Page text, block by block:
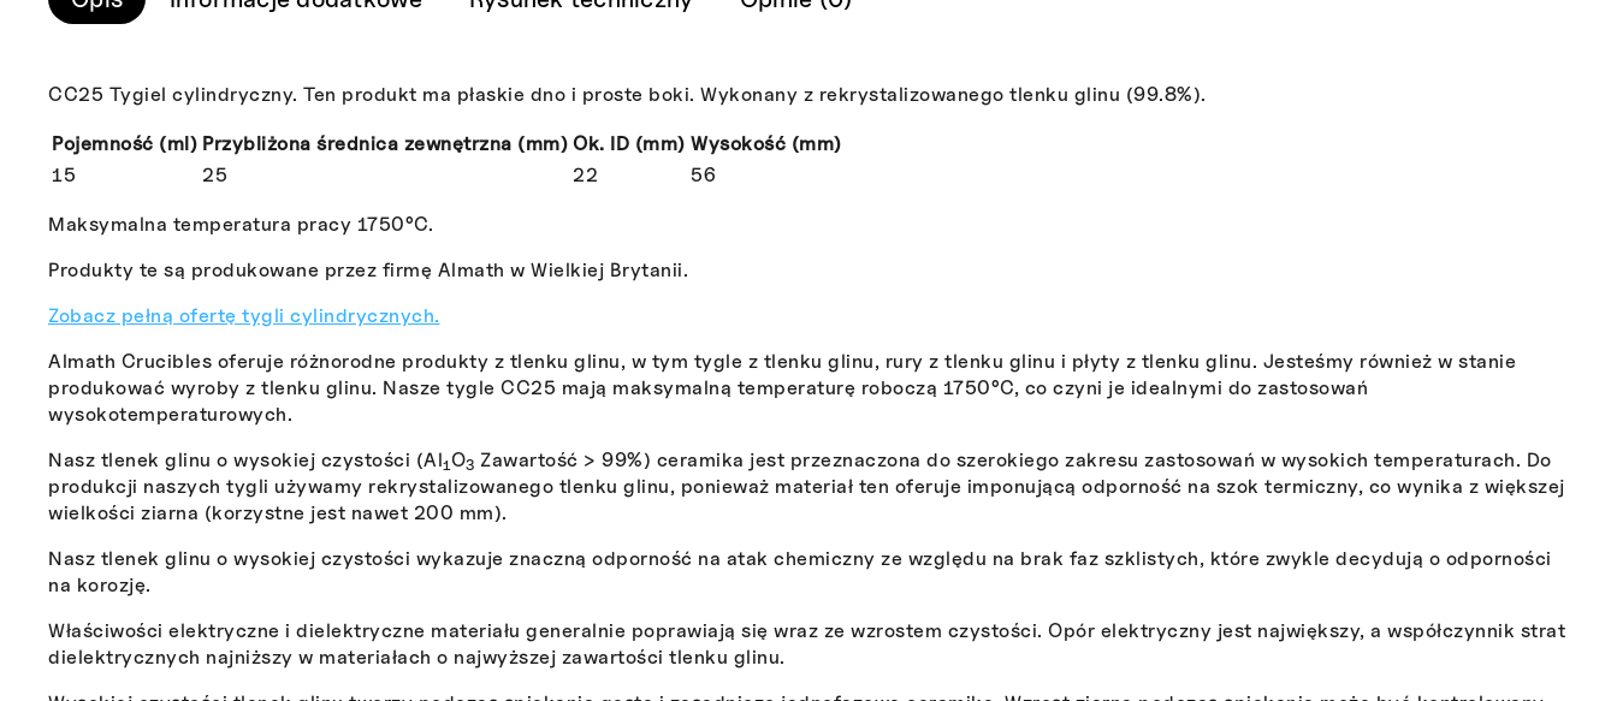
CC25 Tygiel cylindryczny. Ten produkt ma płaskie dno i proste boki. Wykonany z rekrystalizowanego tlenku glinu (99.8%).
Pojemność (ml) Przybliżona średnica zewnętrzna (mm) Ok. ID (mm) Wysokość (mm)
15
25 22 56
Maksymalna temperatura pracy 1750°C.
Produkty te są produkowane przez firmę Almath w Wielkiej Brytanii.
Zobacz pełną ofertę tygli cylindrycznych.
Almath Crucibles oferuje różnorodne produkty z tlenku glinu, w tym tygle z tlenku glinu, rury z tlenku glinu i płyty z tlenku glinu. Jesteśmy również w stanie
produkować wyroby z tlenku glinu. Nasze tygle CC25 mają maksymalną temperaturę roboczą 1750°C, co czyni je idealnymi do zastosowań
wysokotemperaturowych.
Nasz tlenek glinu o wysokiej czystości (Al1O3 Zawartość > 99%) ceramika jest przeznaczona do szerokiego zakresu zastosowań w wysokich temperaturach. Do
produkcji naszych tygli używamy rekrystalizowanego tlenku glinu, ponieważ materiał ten oferuje imponującą odporność na szok termiczny, co wynika z większej
wielkości ziarna (korzystne jest nawet 200 mm).
Nasz tlenek glinu o wysokiej czystości wykazuje znaczną odporność na atak chemiczny ze względu na brak faz szklistych, które zwykle decydują o odporności
na korozję.
Właściwości elektryczne i dielektryczne materiału generalnie poprawiają się wraz ze wzrostem czystości. Opór elektryczny jest największy, a współczynnik strat
dielektrycznych najniższy w materiałach o najwyższej zawartości tlenku glinu.